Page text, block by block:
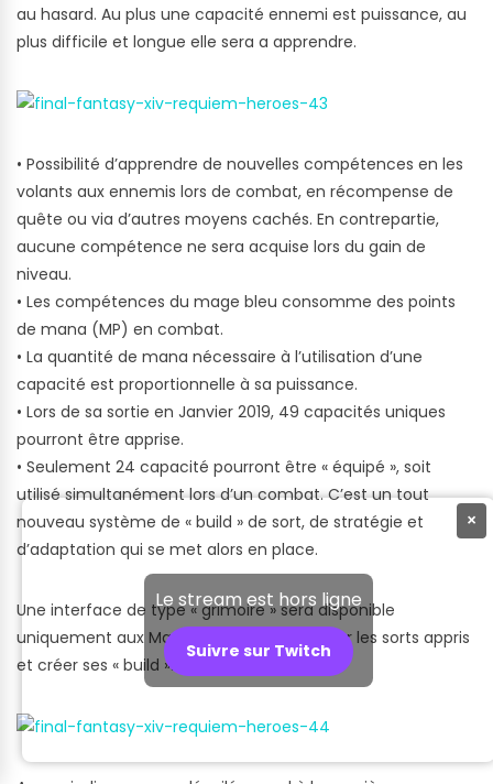
au hasard. Au plus une capacité ennemi est puissance, au
plus difficile et longue elle sera a apprendre.
• Possibilité d’apprendre de nouvelles compétences en les
volants aux ennemis lors de combat, en récompense de
quête ou via d’autres moyens cachés. En contrepartie,
aucune compétence ne sera acquise lors du gain de
niveau.
• Les compétences du mage bleu consomme des points
de mana (MP) en combat.
• La quantité de mana nécessaire à l’utilisation d’une
capacité est proportionnelle à sa puissance.
• Lors de sa sortie en Janvier 2019, 49 capacités uniques
pourront être apprise.
• Seulement 24 capacité pourront être « équipé », soit
utilisé simultanément lors d’un combat. C’est un tout
nouveau système de « build » de sort, de stratégie et
d’adaptation qui se met alors en place.
Une interface de type « grimoire » sera disponible
uniquement aux Mages bleu, pour recenser les sorts appris
et créer ses « build ».
×
Le stream est hors ligne
Suivre sur Twitch